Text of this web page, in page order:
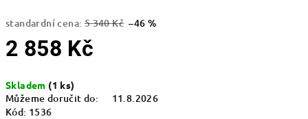
standardní cena: 5 340 Kč –46 %
2 858 Kč
cena:
Skladem (1 ks)
Můžeme doručit do:
11.8.2026
Kód: 1536